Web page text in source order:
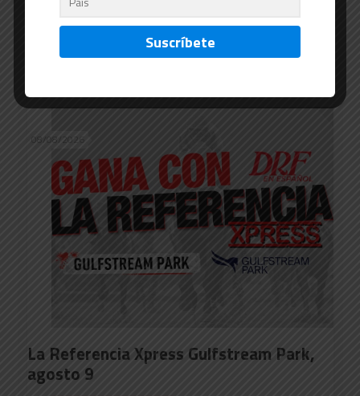
La Referencia Xpress Saratoga, agosto 9
08/08/2026
La Referencia Xpress Gulfstream Park,
agosto 9